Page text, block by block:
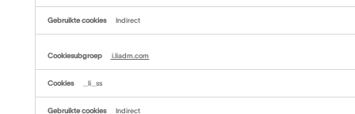
Indirect
i.liadm.com
_li_ss
Indirect